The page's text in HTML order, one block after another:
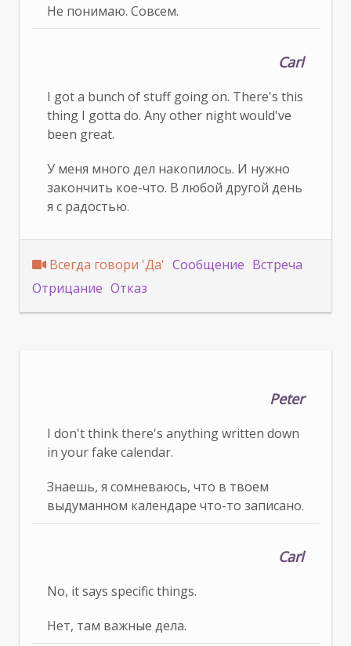
Не понимаю. Совсем.
Carl
I got a bunch of stuff going on. There's this
thing I gotta do. Any other night would've
been great.
У меня много дел накопилось. И нужно
закончить кое-что. В любой другой день
я с радостью.
Всегда говори 'Да' Сообщение Встреча
Отрицание Отказ
Peter
I don't think there's anything written down
in your fake calendar.
Знаешь, я сомневаюсь, что в твоем
выдуманном календаре что-то записано.
Carl
No, it says specific things.
Нет, там важные дела.